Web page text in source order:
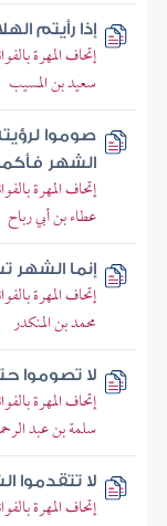
إذا رأيتم
إتحاف المهرة
سعيد بن المسيب
صوموا
الشهر
إتحاف المهرة
عطاء بن أبي رباح
إنما الشهر
إتحاف المهرة
محمد بن المنكدر
لا تصوموا
إتحاف المهرة
سلمة بن عبد
لا تتقدموا
إتحاف المهرة